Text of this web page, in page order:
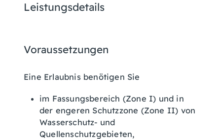
Leistungsdetails
Voraussetzungen
Eine Erlaubnis benötigen Sie
im Fassungsbereich (Zone I) und in
der engeren Schutzzone (Zone II) von
Wasserschutz- und
Quellenschutzgebieten,